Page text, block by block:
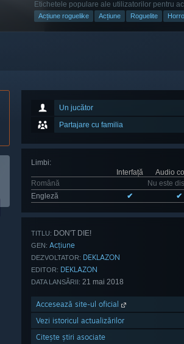
Etichetele populare ale utilizatorilor pentru
Acțiune roguelike Acțiune Roguelite
Un jucător
Partajare cu familia
Limbi:
Interfață
Audio
Română
Nu este
Engleză
✔ ✔
TITLU: DON'T DIE!
GEN: Acțiune
DEZVOLTATOR: DEKLAZON
EDITOR: DEKLAZON
DATA LANSĂRII: 21 mai 2018
Accesează site-ul oficial
Vezi istoricul actualizărilor
Citește știri asociate